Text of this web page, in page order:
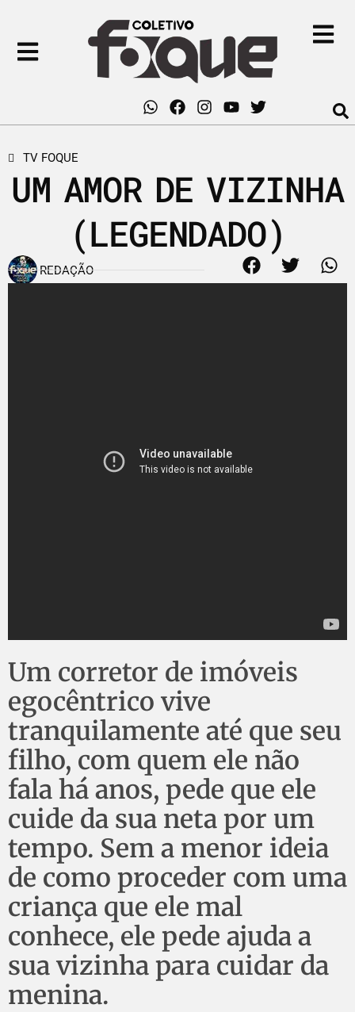
TV FOQUE
UM AMOR DE VIZINHA
(LEGENDADO)
REDAÇÃO
Um corretor de imóveis
egocêntrico vive
tranquilamente até que seu
filho, com quem ele não
fala há anos, pede que ele
cuide da sua neta por um
tempo. Sem a menor ideia
de como proceder com uma
criança que ele mal
conhece, ele pede ajuda a
sua vizinha para cuidar da
menina.